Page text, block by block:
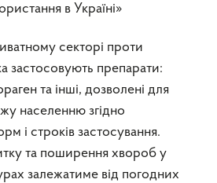
в Україні»
секторі проти
застосовують препарати:
та інші, дозволені для
населенню згідно
і строків застосування.
та поширення хвороб у
залежатиме від погодних